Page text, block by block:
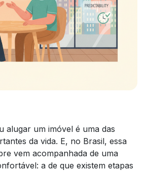
alugar um imóvel é uma das
da vida. E, no Brasil, essa
vem acompanhada de uma
a de que existem etapas